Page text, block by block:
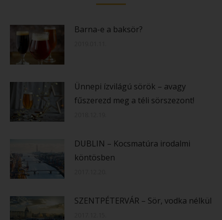
Barna-e a baksör?
Ünnepi ízvilágú sörök – avagy
fűszerezd meg a téli sörszezont!
DUBLIN – Kocsmatúra irodalmi
köntösben
SZENTPÉTERVÁR – Sör, vodka nélkül